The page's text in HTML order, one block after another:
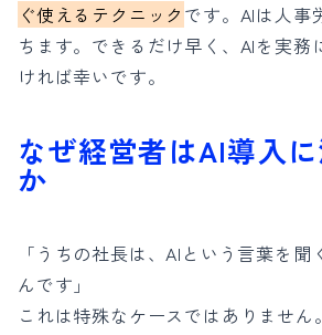
ぐ使えるテクニック です。AIは人事
ちます。できるだけ早く、AIを実務
ければ幸いです。
なぜ経営者はAI導入
か
「うちの社長は、AIという言葉を聞
んです」
これは特殊なケースではありません。